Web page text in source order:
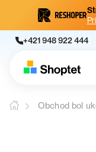
+421 948 922 444
Obchod bol